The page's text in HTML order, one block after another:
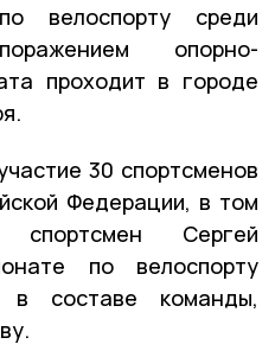
велоспорту среди
опорно-
проходит в городе
30 спортсменов
Федерации, в том
спортсмен Сергей
по велоспорту
в составе команды,